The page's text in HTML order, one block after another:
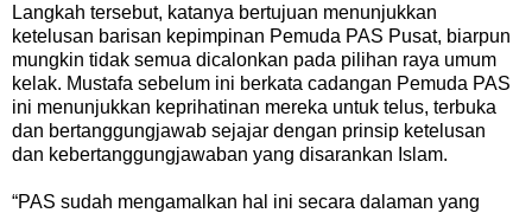
Langkah tersebut, katanya bertujuan menunjukkan
ketelusan barisan kepimpinan Pemuda PAS Pusat, biarpun
mungkin tidak semua dicalonkan pada pilihan raya umum
kelak. Mustafa sebelum ini berkata cadangan Pemuda PAS
ini menunjukkan keprihatinan mereka untuk telus, terbuka
dan bertanggungjawab sejajar dengan prinsip ketelusan
dan kebertanggungjawaban yang disarankan Islam.
“PAS sudah mengamalkan hal ini secara dalaman yang